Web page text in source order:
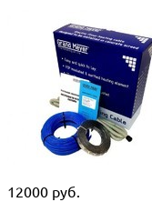
12000 руб.